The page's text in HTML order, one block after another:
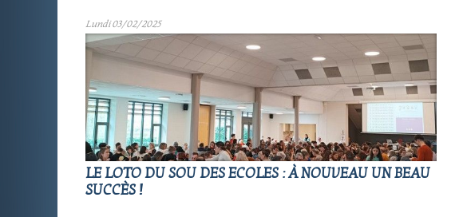
Lundi 03/02/2025
LE LOTO DU SOU DES ECOLES : À NOUVEAU UN BEAU
SUCCÈS !